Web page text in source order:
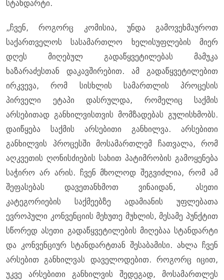
სტანდარტი.
„ჩვენ, როგორც კომისია, უნდა გამოვეხმაუროთ
საქართველოს სასამართლო ხელისუფლების მიერ
დღეს მიღებულ გადაწყვეტილებას მამუკა
ხაზარაძესთან დაკავშირებით. ამ გადაწყვეტილებით
ირკვევა, რომ სისხლის სამართლის პროცესის
პირველი ეტაპი დასრულდა, რომელიც საქმის
არსებითად განხილვისთვის მომზადებას გულისხმობს.
დაიწყება საქმის არსებითი განხილვა. არსებითი
განხილვის პროცესში მოსამართლემ ჩათვალა, რომ
აღკვეთის ღონისძიების სახით პატიმრობის გამოყენება
საჭირო არ არის. ჩვენ მხოლოდ შეგვიძლია, რომ ამ
შეფასებას დავეთანხმოთ ვინაიდან, ასეთი
კატეგორიების საქმეებზე ადამიანის უფლებათა
ევროპული კონვენციის მეხუთე მუხლის, მესამე პუნქტით
სწორედ ასეთი გადაწყვეტილების მიღებაა სტანდარტი
და კონვენციურ სტანდარტთან შესაბამისი. ახლა ჩვენ
არსებით განხილვას დაველოდებით. როგორც იცით,
უკვე არსებითი განხილვის შედეგად, მოსამართლეს